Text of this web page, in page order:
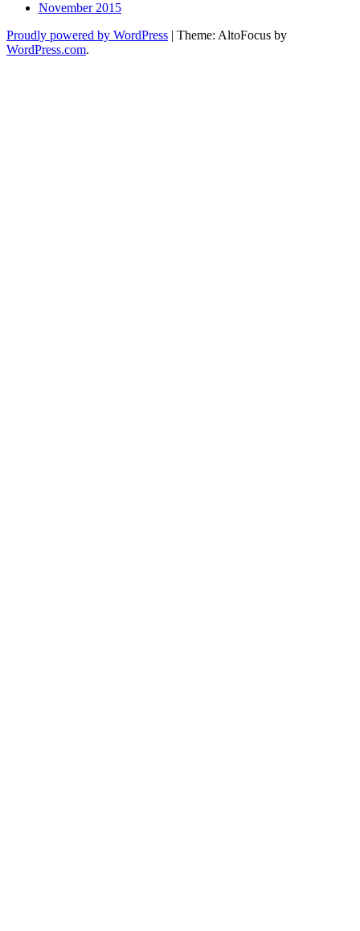
November 2015
Proudly powered by WordPress | Theme: AltoFocus by
WordPress.com.